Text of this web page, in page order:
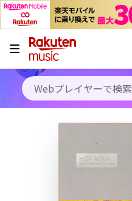
キャンペーン
料金プラン
使い方
初回30日間無料お試し